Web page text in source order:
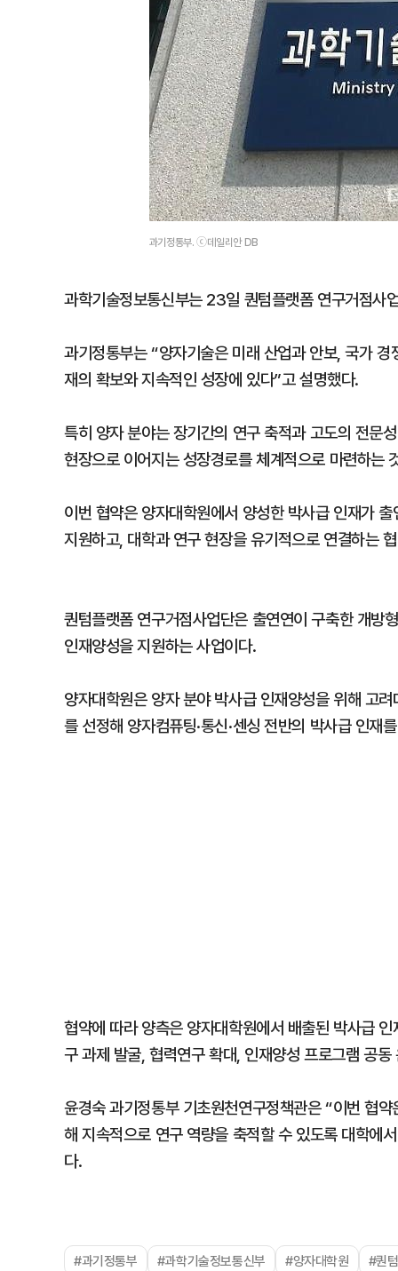
과기정통부. ⓒ데일리안 DB
과학기술정보통신부는 23일 퀀텀플랫폼 연구거점사
과기정통부는 “양자기술은 미래 산업과 안보, 국가
재의 확보와 지속적인 성장에 있다”고 설명했다.
특히 양자 분야는 장기간의 연구 축적과 고도의 전문
현장으로 이어지는 성장경로를 체계적으로 마련하는
이번 협약은 양자대학원에서 양성한 박사급 인재가
지원하고, 대학과 연구 현장을 유기적으로 연결하는
퀀텀플랫폼 연구거점사업단은 출연연이 구축한 개방
인재양성을 지원하는 사업이다.
양자대학원은 양자 분야 박사급 인재양성을 위해 고
를 선정해 양자컴퓨팅·통신·센싱 전반의 박사급 인재
협약에 따라 양측은 양자대학원에서 배출된 박사급
구 과제 발굴, 협력연구 확대, 인재양성 프로그램 공
윤경숙 과기정통부 기초원천연구정책관은 “이번 협
해 지속적으로 연구 역량을 축적할 수 있도록 대학에
다.
#과기정통부 #과학기술정보통신부 #양자대학원 #퀀